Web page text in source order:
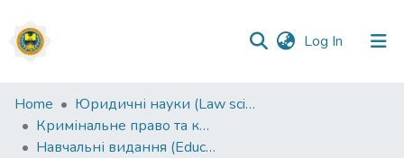
Log In (current)
Communities
&
Collections
Home
Юридичні науки (Law sciences)
Кримінальне право та кримінологія; кримінально-виконавче право (Criminal law and criminology; criminal executive law) (12.00.08)
Навчальні видання (Educational publications)